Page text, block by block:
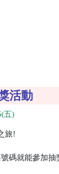
活動
五)
旅!
碼就能參加